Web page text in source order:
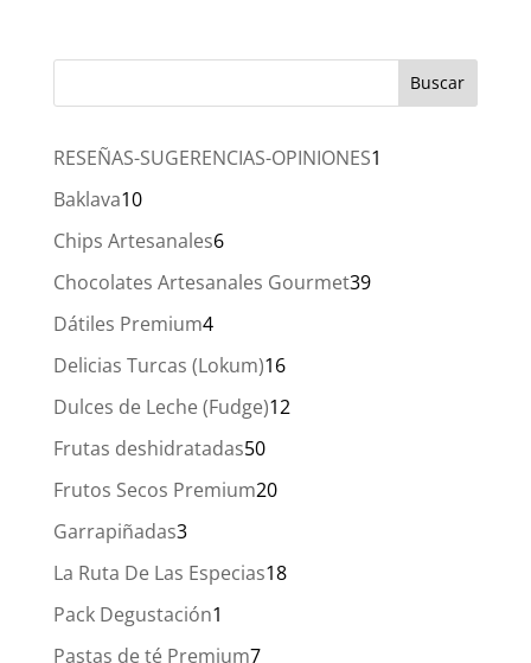
desde
hasta
RESEÑAS-SUGERENCIAS-OPINIONES1
Baklava1010
productos
Chips Artesanales66
productos
Chocolates Artesanales Gourmet3939
Dátiles Premium44
productos
Delicias Turcas (Lokum)1616
productos
Dulces de Leche (Fudge)1212
Frutas deshidratadas5050
productos
Frutos Secos Premium2020
Garrapiñadas33
productos
La Ruta De Las Especias1818
Pack Degustación1
producto
Pastas de té Premium77